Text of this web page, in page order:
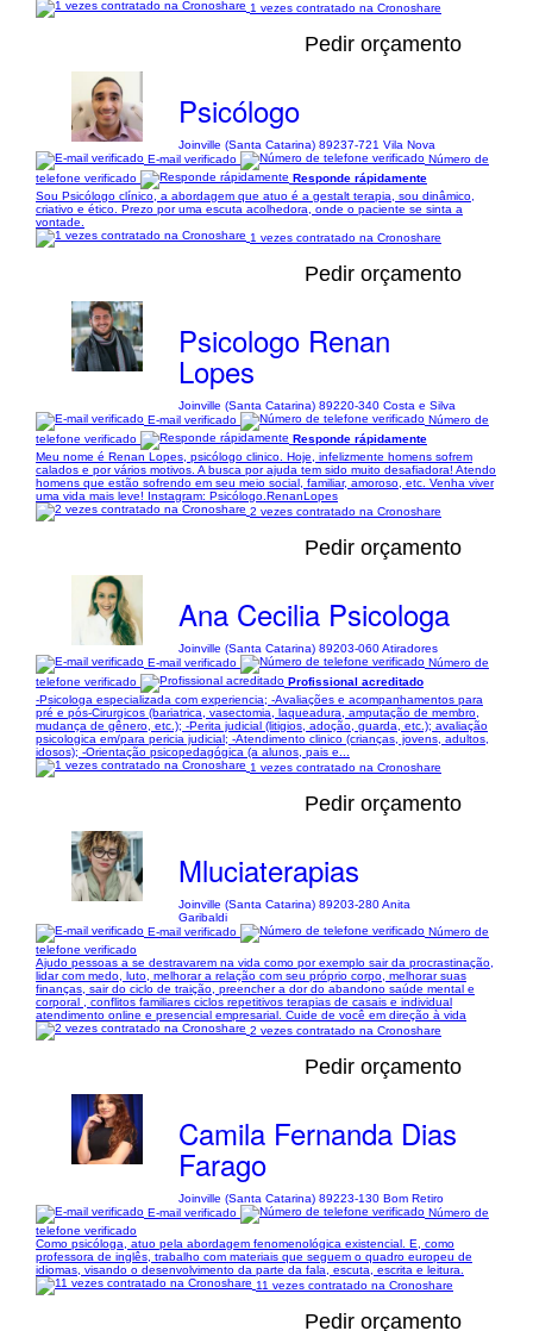
1 vezes contratado na Cronoshare
Pedir orçamento
Psicólogo
Joinville (Santa Catarina) 89237-721 Vila Nova
E-mail verificado
Número de
telefone verificado
Responde rápidamente
Sou Psicólogo clínico, a abordagem que atuo é a gestalt terapia, sou dinâmico,
criativo e ético. Prezo por uma escuta acolhedora, onde o paciente se sinta a
vontade.
1 vezes contratado na Cronoshare
Pedir orçamento
Psicologo Renan
Lopes
Joinville (Santa Catarina) 89220-340 Costa e Silva
E-mail verificado
Número de
telefone verificado
Responde rápidamente
Meu nome é Renan Lopes, psicólogo clinico. Hoje, infelizmente homens sofrem
calados e por vários motivos. A busca por ajuda tem sido muito desafiadora! Atendo
homens que estão sofrendo em seu meio social, familiar, amoroso, etc. Venha viver
uma vida mais leve! Instagram: Psicólogo.RenanLopes
2 vezes contratado na Cronoshare
Pedir orçamento
Ana Cecilia Psicologa
Joinville (Santa Catarina) 89203-060 Atiradores
E-mail verificado
Número de
telefone verificado
Profissional acreditado
-Psicologa especializada com experiencia; -Avaliações e acompanhamentos para
pré e pós-Cirurgicos (bariatrica, vasectomia, laqueadura, amputação de membro,
mudança de gênero, etc.); -Perita judicial (litigios, adoção, guarda, etc.); avaliação
psicologica em/para pericia judicial; -Atendimento clinico (crianças, jovens, adultos,
idosos); -Orientação psicopedagógica (a alunos, pais e...
1 vezes contratado na Cronoshare
Pedir orçamento
Mluciaterapias
Joinville (Santa Catarina) 89203-280 Anita
Garibaldi
E-mail verificado
Número de
telefone verificado
Ajudo pessoas a se destravarem na vida como por exemplo sair da procrastinação,
lidar com medo, luto, melhorar a relação com seu próprio corpo, melhorar suas
finanças, sair do ciclo de traição, preencher a dor do abandono saúde mental e
corporal , conflitos familiares ciclos repetitivos terapias de casais e individual
atendimento online e presencial empresarial. Cuide de você em direção à vida
2 vezes contratado na Cronoshare
Pedir orçamento
Camila Fernanda Dias
Farago
Joinville (Santa Catarina) 89223-130 Bom Retiro
E-mail verificado
Número de
telefone verificado
Como psicóloga, atuo pela abordagem fenomenológica existencial. E, como
professora de inglês, trabalho com materiais que seguem o quadro europeu de
idiomas, visando o desenvolvimento da parte da fala, escuta, escrita e leitura.
11 vezes contratado na Cronoshare
Pedir orçamento